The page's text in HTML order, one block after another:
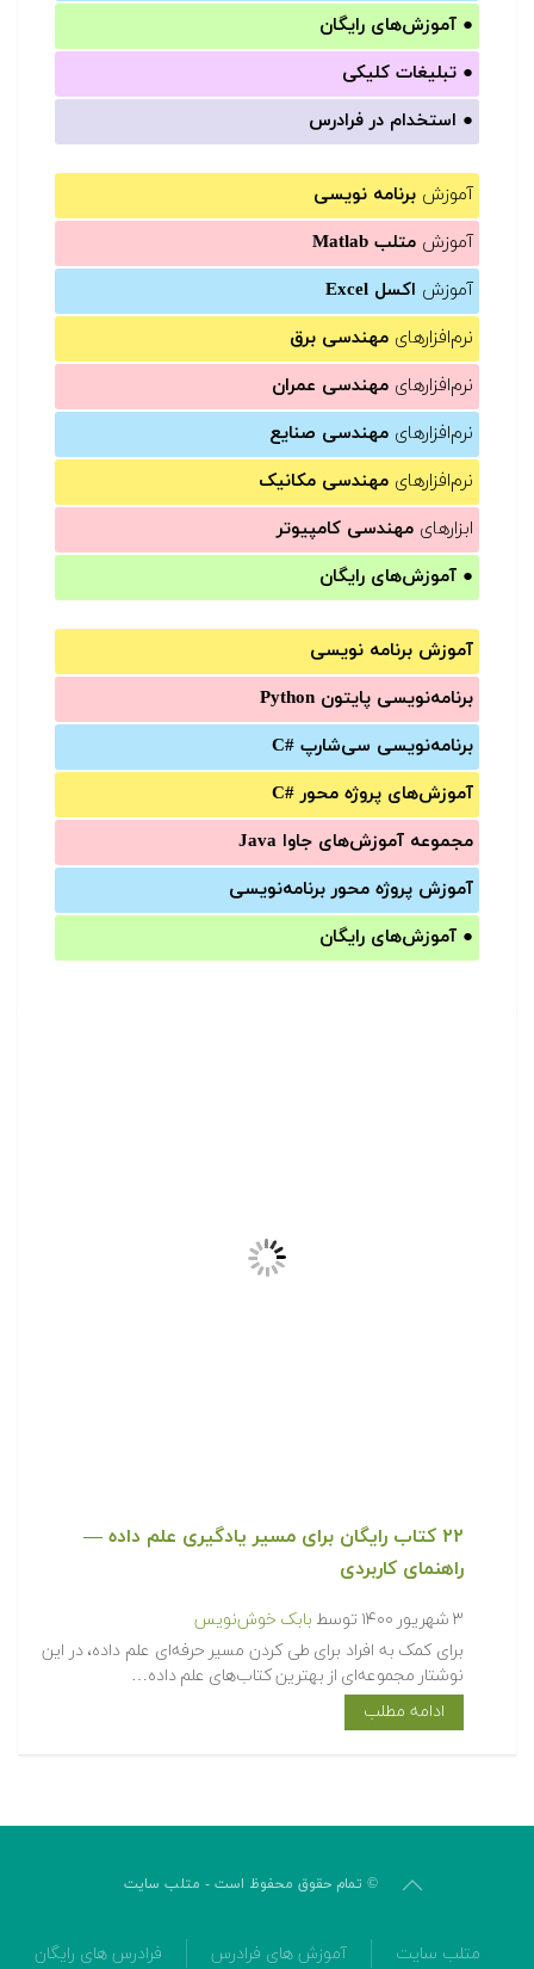
● آموزش‌های رایگان
● تبلیغات کلیکی
● استخدام در فرادرس
آموزش برنامه نویسی
آموزش متلب Matlab
آموزش اکسل Excel
نرم‌افزارهای مهندسی برق
نرم‌افزارهای مهندسی عمران
نرم‌افزارهای مهندسی صنایع
نرم‌افزارهای مهندسی مکانیک
ابزارهای مهندسی کامپیوتر
● آموزش‌های رایگان
آموزش برنامه نویسی
برنامه‌نویسی پایتون Python
برنامه‌‌نویسی سی‌شارپ C#‎
آموزش‌های پروژه محور #C
مجموعه آموزش‌های جاوا Java
آموزش‌ پروژه محور برنامه‌نویسی
● آموزش‌های رایگان
۲۲ کتاب رایگان برای مسیر یادگیری علم داده —
راهنمای کاربردی
۳ شهریور ۱۴۰۰ توسط بابک خوش‌نویس
برای کمک به افراد برای طی کردن مسیر حرفه‌ای علم داده،‌ در این
نوشتار مجموعه‌ای از بهترین کتاب‌های علم داده…
ادامه مطلب
© تمام حقوق محفوظ است - متلب سایت
متلب سایت آموزش های فرادرس فرادرس های رایگان